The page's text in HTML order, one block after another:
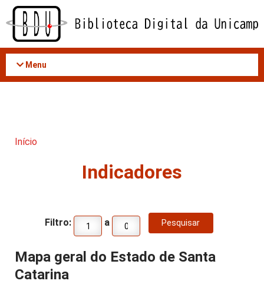
Acessar
conteúdo
Menu
Início
Indicadores
Filtro: a
Mapa geral do Estado de Santa
Catarina